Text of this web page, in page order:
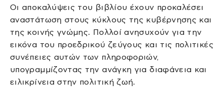
Οι αποκαλύψεις του βιβλίου έχουν προκαλέσει
αναστάτωση στους κύκλους της κυβέρνησης και
της κοινής γνώμης. Πολλοί ανησυχούν για την
εικόνα του προεδρικού ζεύγους και τις πολιτικές
συνέπειες αυτών των πληροφοριών,
υπογραμμίζοντας την ανάγκη για διαφάνεια και
ειλικρίνεια στην πολιτική ζωή.